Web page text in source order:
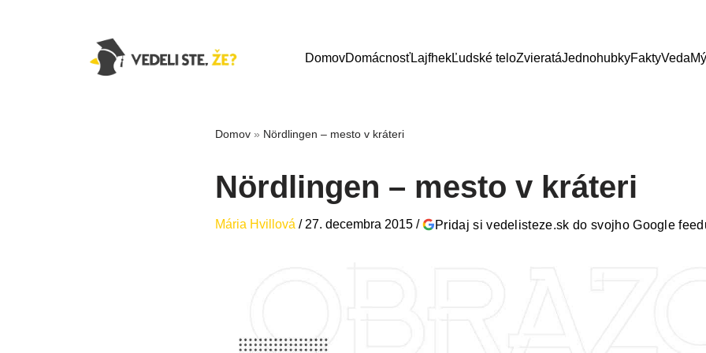
DomovDomácnosťLajfhekĽudské teloZvieratáJednohubkyFaktyVeda
Domov » Nördlingen – mesto v kráteri
Nördlingen – mesto v kráteri
Mária Hvillová / 27. decembra 2015 / Pridaj si vedelisteze.sk do svojho Google